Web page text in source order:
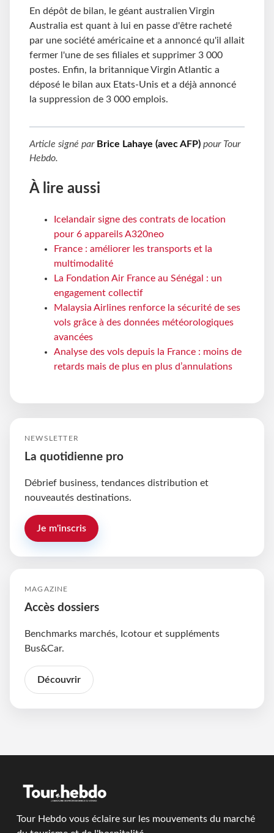
En dépôt de bilan, le géant australien Virgin
Australia est quant à lui en passe d'être racheté
par une société américaine et a annoncé qu'il allait
fermer l'une de ses filiales et supprimer 3 000
postes. Enfin, la britannique Virgin Atlantic a
déposé le bilan aux Etats-Unis et a déjà annoncé
la suppression de 3 000 emplois.
Article signé par Brice Lahaye (avec AFP) pour Tour
Hebdo.
À lire aussi
Icelandair signe des contrats de location
pour 6 appareils A320neo
France : améliorer les transports et la
multimodalité
La Fondation Air France au Sénégal : un
engagement collectif
Malaysia Airlines renforce la sécurité de ses
vols grâce à des données météorologiques
avancées
Analyse des vols depuis la France : moins de
retards mais de plus en plus d’annulations
NEWSLETTER
La quotidienne pro
Débrief business, tendances distribution et
nouveautés destinations.
Je m'inscris
MAGAZINE
Accès dossiers
Benchmarks marchés, Icotour et suppléments
Bus&Car.
Découvrir
Tour Hebdo vous éclaire sur les mouvements du marché